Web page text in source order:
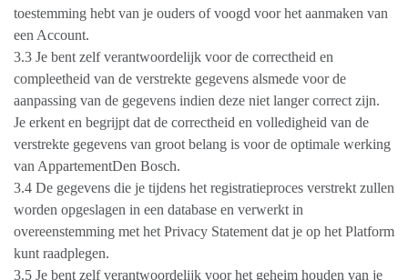
toestemming hebt van je ouders of voogd voor het aanmaken van
een Account.
3.3 Je bent zelf verantwoordelijk voor de correctheid en
compleetheid van de verstrekte gegevens alsmede voor de
aanpassing van de gegevens indien deze niet langer correct zijn.
Je erkent en begrijpt dat de correctheid en volledigheid van de
verstrekte gegevens van groot belang is voor de optimale werking
van AppartementDen Bosch.
3.4 De gegevens die je tijdens het registratieproces verstrekt zullen
worden opgeslagen in een database en verwerkt in
overeenstemming met het Privacy Statement dat je op het Platform
kunt raadplegen.
3.5 Je bent zelf verantwoordelijk voor het geheim houden van je